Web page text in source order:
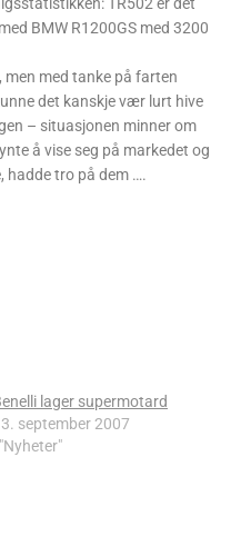
TR502 er det
BMW R1200GS med 3200
men med tanke på farten
det kanskje vær lurt hive
– situasjonen minner om
å vise seg på markedet og
hadde tro på dem ….
lager supermotard
september 2007